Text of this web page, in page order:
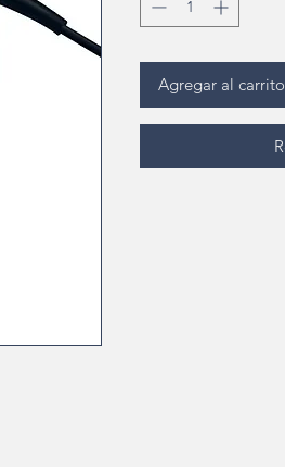
Agregar al carrito